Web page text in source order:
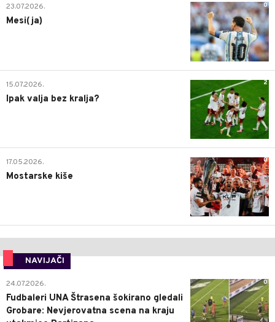
0
23.07.2026.
Mesi(ja)
2
15.07.2026.
Ipak valja bez kralja?
0
17.05.2026.
Mostarske kiše
NAVIJAČI
0
24.07.2026.
Fudbaleri UNA Štrasena šokirano gledali
Grobare: Nevjerovatna scena na kraju